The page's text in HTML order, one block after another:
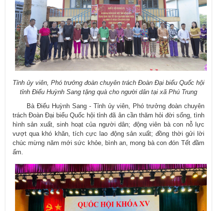
Tỉnh ủy viên, Phó trưởng đoàn chuyên trách Đoàn Đại biểu Quốc hội
tỉnh Điểu Huỳnh Sang tặng quà cho người dân tại xã Phú Trung
Bà Điểu Huỳnh Sang - Tỉnh ủy viên, Phó trưởng đoàn chuyên
trách Đoàn Đại biểu Quốc hội tỉnh đã ân cần thăm hỏi đời sống, tình
hình sản xuất, sinh hoạt của người dân; động viên bà con nỗ lực
vượt qua khó khăn, tích cực lao động sản xuất; đồng thời gửi lời
chúc mừng năm mới sức khỏe, bình an, mong bà con đón Tết đầm
ấm.